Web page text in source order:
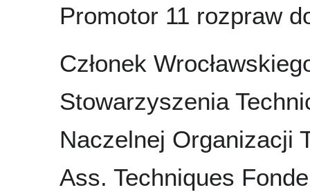
Promotor 11 rozpraw
Członek
Stowarzyszenia
Naczelnej Organizacji
Ass. Techniques